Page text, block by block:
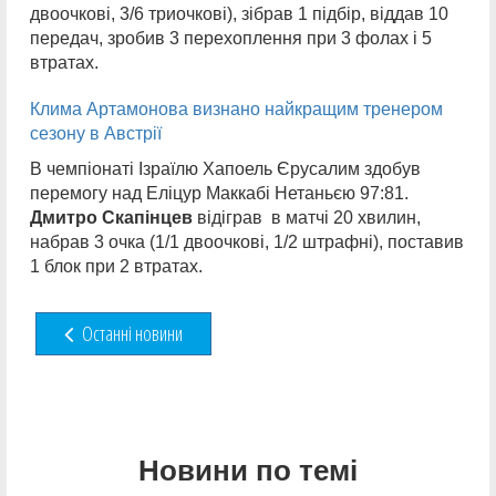
двоочкові, 3/6 триочкові), зібрав 1 підбір, віддав 10
передач, зробив 3 перехоплення при 3 фолах і 5
втратах.
Клима Артамонова визнано найкращим тренером
сезону в Австрії
В чемпіонаті Ізраїлю Хапоель Єрусалим здобув
перемогу над Еліцур Маккабі Нетаньєю 97:81.
Дмитро Скапінцев відіграв в матчі 20 хвилин,
набрав 3 очка (1/1 двоочкові, 1/2 штрафні), поставив
1 блок при 2 втратах.
Останні новини
Новини по темі